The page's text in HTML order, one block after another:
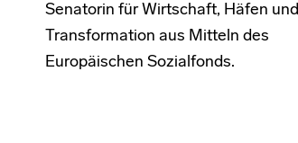
Senatorin für Wirtschaft, Häfen und
Transformation aus Mitteln des
Europäischen Sozialfonds.